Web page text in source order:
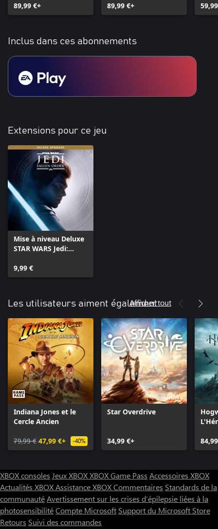
89,99 €+
89,99 €+
Inclus dans ces abonnements
Extensions pour ce jeu
Mise à niveau Deluxe
STAR WARS Jedi:
9,99 €
Les utilisateurs aiment également
Afficher tout
Indiana Jones et le
Cercle Ancien
79,99 € 47,99 €+ -40%
Star Overdrive
34,99 €+
XBOX consoles Jeux XBOXXBOX Game Pass Accessoires XBOX
Actualités XBOXAssistance XBOXCommentaires Standards de la
communautéAvertissement sur les crises d’épilepsie liées à la
photosensibilitéCompte Microsoft Support du Microsoft Store
Retours Suivi des commandes